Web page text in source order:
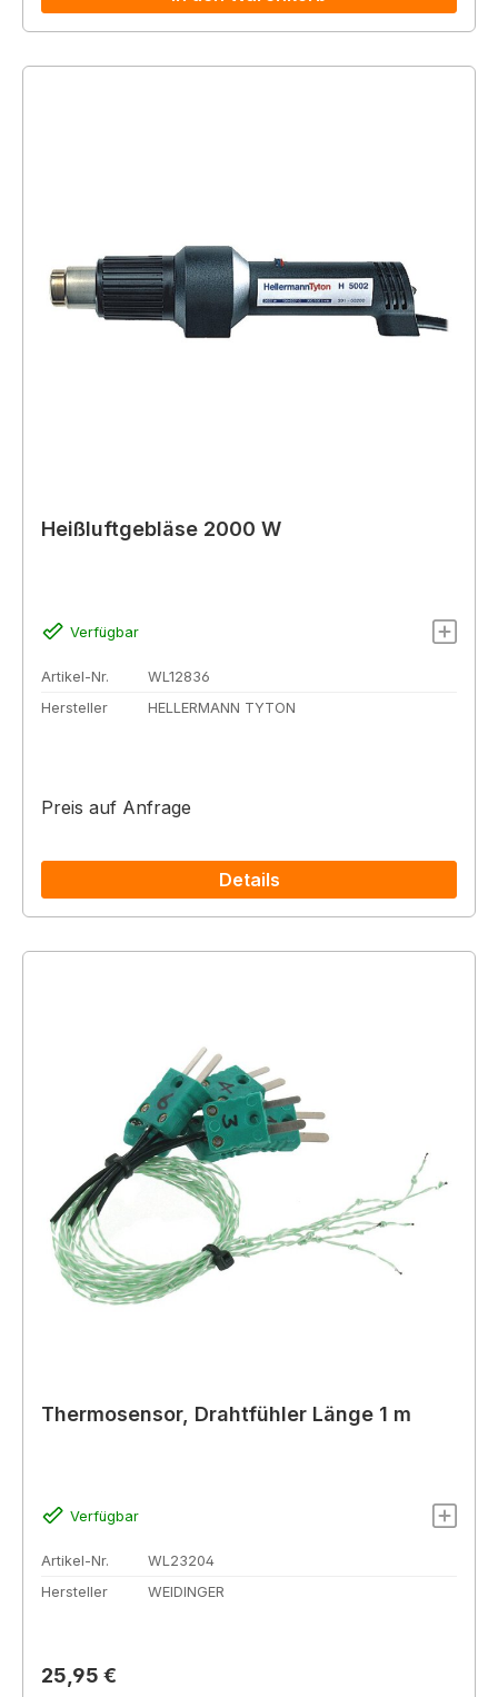
Heißluftgebläse 2000 W
Verfügbar
Artikel-Nr.
WL12836
Hersteller
HELLERMANN TYTON
Preis auf Anfrage
Details
Thermosensor, Drahtfühler Länge 1 m
Verfügbar
Artikel-Nr.
WL23204
Hersteller
WEIDINGER
Regulärer Preis:
25,95 €